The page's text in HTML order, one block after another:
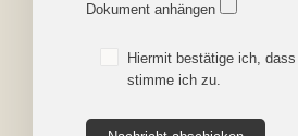
Dokument anhängen
Hiermit bestätige ich,
stimme ich zu.